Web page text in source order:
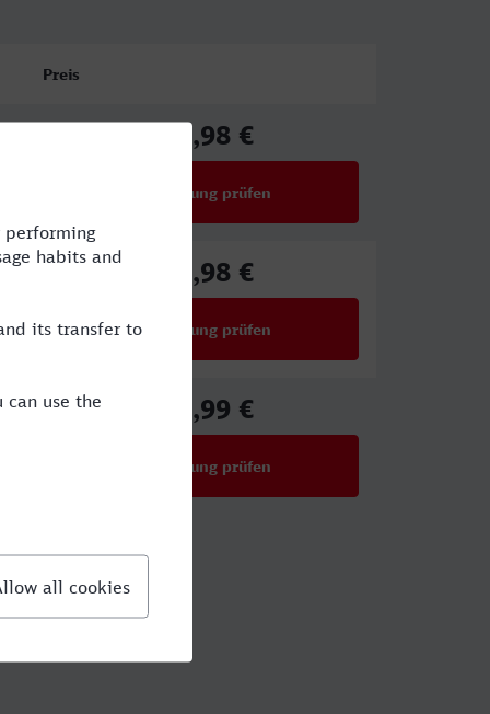
Preis
78,98 €
Verbindung prüfen
65,98 €
Verbindung prüfen
47,99 €
Verbindung prüfen